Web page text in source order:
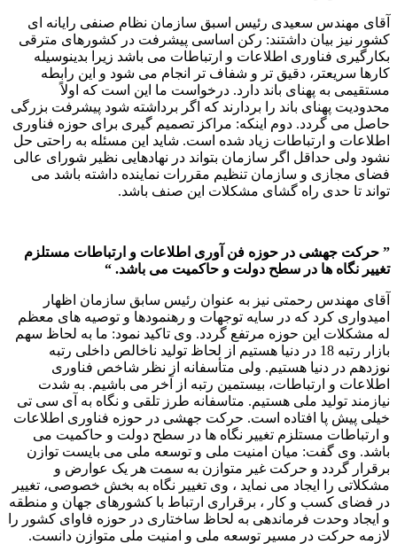
آقای مهندس سعیدی رئیس اسبق سازمان نظام صنفی رایانه ای
کشور نیز بیان داشتند: رکن اساسی پیشرفت در کشورهای مترقی
بکارگیری فناوری اطلاعات و ارتباطات می باشد زیرا بدینوسیله
کارها سریعتر، دقیق تر و شفاف تر انجام می شود و این رابطه
مستقیمی به پهنای باند دارد. درخواست ما این است که اولاً
محدودیت پهنای باند را بردارند که اگر برداشته شود پیشرفت بزرگی
حاصل می گردد. دوم اینکه: مراکز تصمیم گیری برای حوزه فناوری
اطلاعات و ارتباطات زیاد شده است. شاید این مسئله به راحتی حل
نشود ولی حداقل اگر سازمان بتواند در نهادهایی نظیر شورای عالی
فضای مجازی و سازمان تنظیم مقررات نماینده داشته باشد می
تواند تا حدی راه گشای مشکلات این صنف باشد.
” حرکت جهشی در حوزه فن آوری اطلاعات و ارتباطات مستلزم
تغییر نگاه ها در سطح دولت و حاکمیت می باشد. “
آقای مهندس رحمتی نیز به عنوان رئیس سابق سازمان اظهار
امیدواری کرد که در سایه توجهات و رهنمودها و توصیه های معظم
له مشکلات این حوزه مرتفع گردد. وی تاکید نمود: ما به لحاظ سهم
بازار رتبه 18 در دنیا هستیم از لحاظ تولید ناخالص داخلی رتبه
نوزدهم در دنیا هستیم. ولی متأسفانه از نظر شاخص فناوری
اطلاعات و ارتباطات، بیستمین رتبه از آخر می باشیم. به شدت
نیازمند تولید ملی هستیم. متاسفانه طرز تلقی و نگاه به آی سی تی
خیلی پیش پا افتاده است. حرکت جهشی در حوزه فناوری اطلاعات
و ارتباطات مستلزم تغییر نگاه ها در سطح دولت و حاکمیت می
باشد. وی گفت: میان امنیت ملی و توسعه ملی می بایست توازن
برقرار گردد و حرکت غیر متوازن به سمت هر یک عوارض و
مشکلاتی را ایجاد می نماید ، وی تغییر نگاه به بخش خصوصی، تغییر
در فضای کسب و کار ، برقراری ارتباط با کشورهای جهان و منطقه
و ایجاد وحدت فرماندهی به لحاظ ساختاری در حوزه فاوای کشور را
لازمه حرکت در مسیر توسعه ملی و امنیت ملی متوازن دانست.